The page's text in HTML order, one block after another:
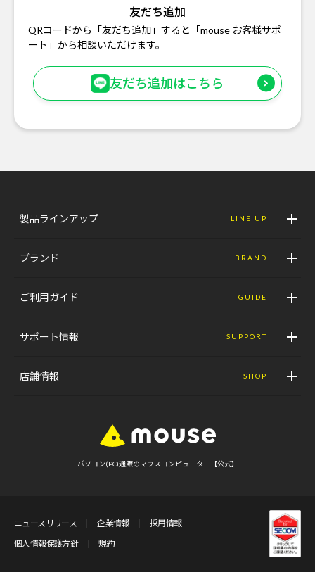
友だち追加
QRコードから「友だち追加」すると「mouse お客様サポ
ート」から相談いただけます。
友だち追加はこちら
製品ラインアップ LINE UP
ブランド BRAND
ご利用ガイド GUIDE
サポート情報 SUPPORT
店舗情報 SHOP
パソコン(PC)通販のマウスコンピューター【公式】
ニュースリリース 企業情報
採用情報
個人情報保護方針
規約